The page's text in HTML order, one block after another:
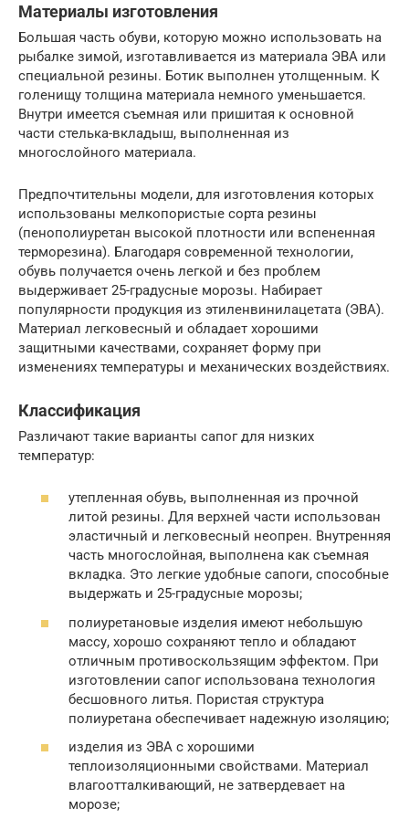
Материалы изготовления
Большая часть обуви, которую можно использовать на
рыбалке зимой, изготавливается из материала ЭВА или
специальной резины. Ботик выполнен утолщенным. К
голенищу толщина материала немного уменьшается.
Внутри имеется съемная или пришитая к основной
части стелька-вкладыш, выполненная из
многослойного материала.
Предпочтительны модели, для изготовления которых
использованы мелкопористые сорта резины
(пенополиуретан высокой плотности или вспененная
терморезина). Благодаря современной технологии,
обувь получается очень легкой и без проблем
выдерживает 25-градусные морозы. Набирает
популярности продукция из этиленвинилацетата (ЭВА).
Материал легковесный и обладает хорошими
защитными качествами, сохраняет форму при
изменениях температуры и механических воздействиях.
Классификация
Различают такие варианты сапог для низких
температур:
утепленная обувь, выполненная из прочной
литой резины. Для верхней части использован
эластичный и легковесный неопрен. Внутренняя
часть многослойная, выполнена как съемная
вкладка. Это легкие удобные сапоги, способные
выдержать и 25-градусные морозы;
полиуретановые изделия имеют небольшую
массу, хорошо сохраняют тепло и обладают
отличным противоскользящим эффектом. При
изготовлении сапог использована технология
бесшовного литья. Пористая структура
полиуретана обеспечивает надежную изоляцию;
изделия из ЭВА с хорошими
теплоизоляционными свойствами. Материал
влагоотталкивающий, не затвердевает на
морозе;